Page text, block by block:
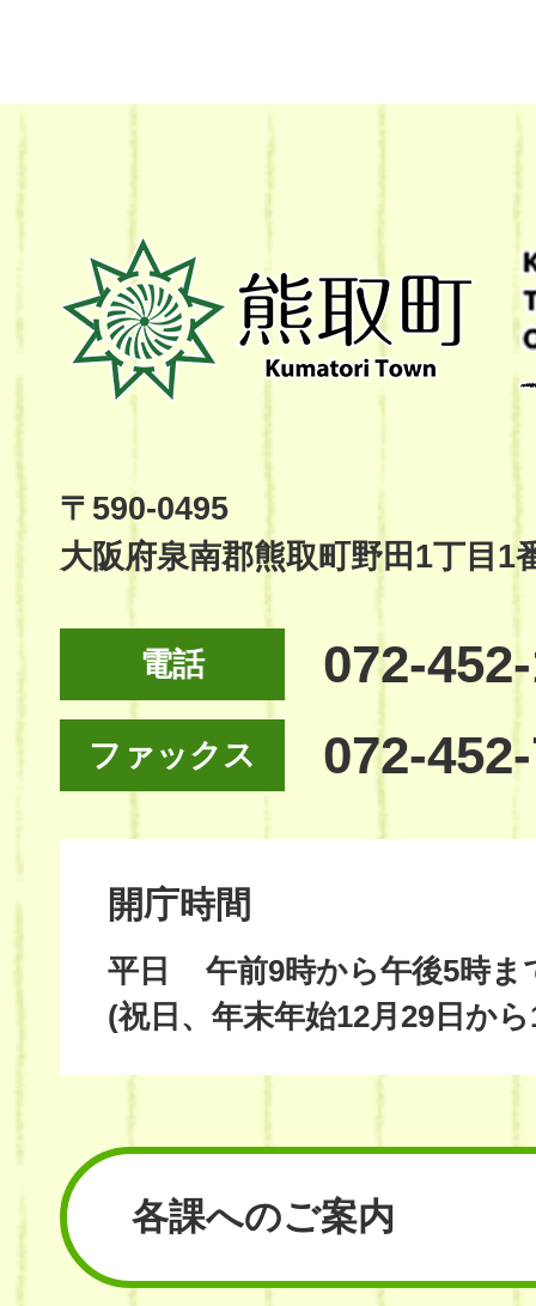
熊
取
町
Kumatori
Site
〒590-0495
大阪府泉南郡熊取町野田1丁目1
電話 072-
ファックス 072-
開庁時間
平日
午前9時から午後5時ま
(祝日、年末年始12月29日か
各課へのご案内